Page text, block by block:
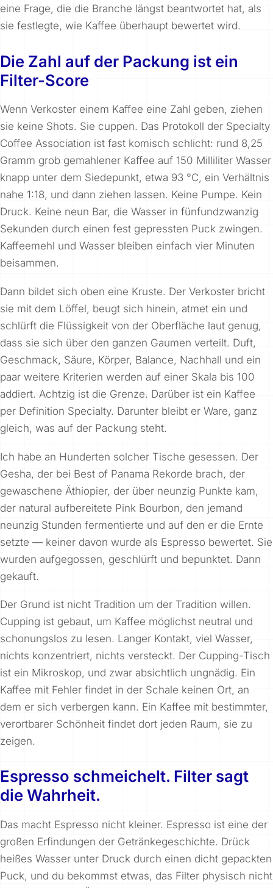
eine Frage, die die Branche längst beantwortet hat, als
sie festlegte, wie Kaffee überhaupt bewertet wird.
Die Zahl auf der Packung ist ein
Filter-Score
Wenn Verkoster einem Kaffee eine Zahl geben, ziehen
sie keine Shots. Sie cuppen. Das Protokoll der Specialty
Coffee Association ist fast komisch schlicht: rund 8,25
Gramm grob gemahlener Kaffee auf 150 Milliliter Wasser
knapp unter dem Siedepunkt, etwa 93 °C, ein Verhältnis
nahe 1:18, und dann ziehen lassen. Keine Pumpe. Kein
Druck. Keine neun Bar, die Wasser in fünfundzwanzig
Sekunden durch einen fest gepressten Puck zwingen.
Kaffeemehl und Wasser bleiben einfach vier Minuten
beisammen.
Dann bildet sich oben eine Kruste. Der Verkoster bricht
sie mit dem Löffel, beugt sich hinein, atmet ein und
schlürft die Flüssigkeit von der Oberfläche laut genug,
dass sie sich über den ganzen Gaumen verteilt. Duft,
Geschmack, Säure, Körper, Balance, Nachhall und ein
paar weitere Kriterien werden auf einer Skala bis 100
addiert. Achtzig ist die Grenze. Darüber ist ein Kaffee
per Definition Specialty. Darunter bleibt er Ware, ganz
gleich, was auf der Packung steht.
Ich habe an Hunderten solcher Tische gesessen. Der
Gesha, der bei Best of Panama Rekorde brach, der
gewaschene Äthiopier, der über neunzig Punkte kam,
der natural aufbereitete Pink Bourbon, den jemand
neunzig Stunden fermentierte und auf den er die Ernte
setzte — keiner davon wurde als Espresso bewertet. Sie
wurden aufgegossen, geschlürft und bepunktet. Dann
gekauft.
Der Grund ist nicht Tradition um der Tradition willen.
Cupping ist gebaut, um Kaffee möglichst neutral und
schonungslos zu lesen. Langer Kontakt, viel Wasser,
nichts konzentriert, nichts versteckt. Der Cupping-Tisch
ist ein Mikroskop, und zwar absichtlich ungnädig. Ein
Kaffee mit Fehler findet in der Schale keinen Ort, an
dem er sich verbergen kann. Ein Kaffee mit bestimmter,
verortbarer Schönheit findet dort jeden Raum, sie zu
zeigen.
Espresso schmeichelt. Filter sagt
die Wahrheit.
Das macht Espresso nicht kleiner. Espresso ist eine der
großen Erfindungen der Getränkegeschichte. Drück
heißes Wasser unter Druck durch einen dicht gepackten
Puck, und du bekommst etwas, das Filter physisch nicht